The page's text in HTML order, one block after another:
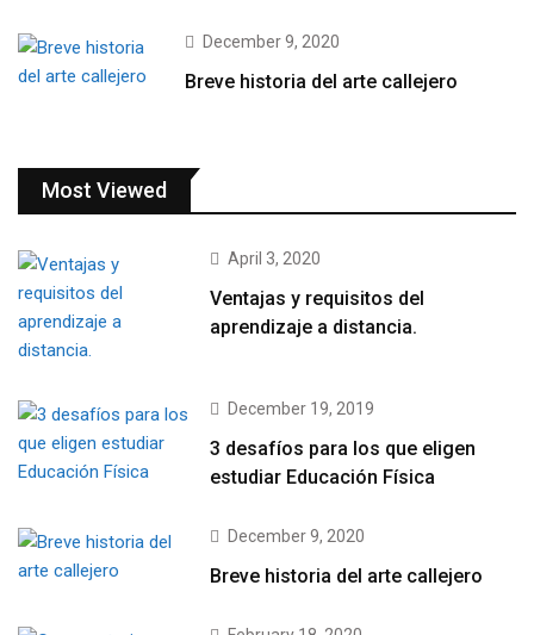
December 9, 2020
Breve historia del arte callejero
Most Viewed
April 3, 2020
Ventajas y requisitos del
aprendizaje a distancia.
December 19, 2019
3 desafíos para los que eligen
estudiar Educación Física
December 9, 2020
Breve historia del arte callejero